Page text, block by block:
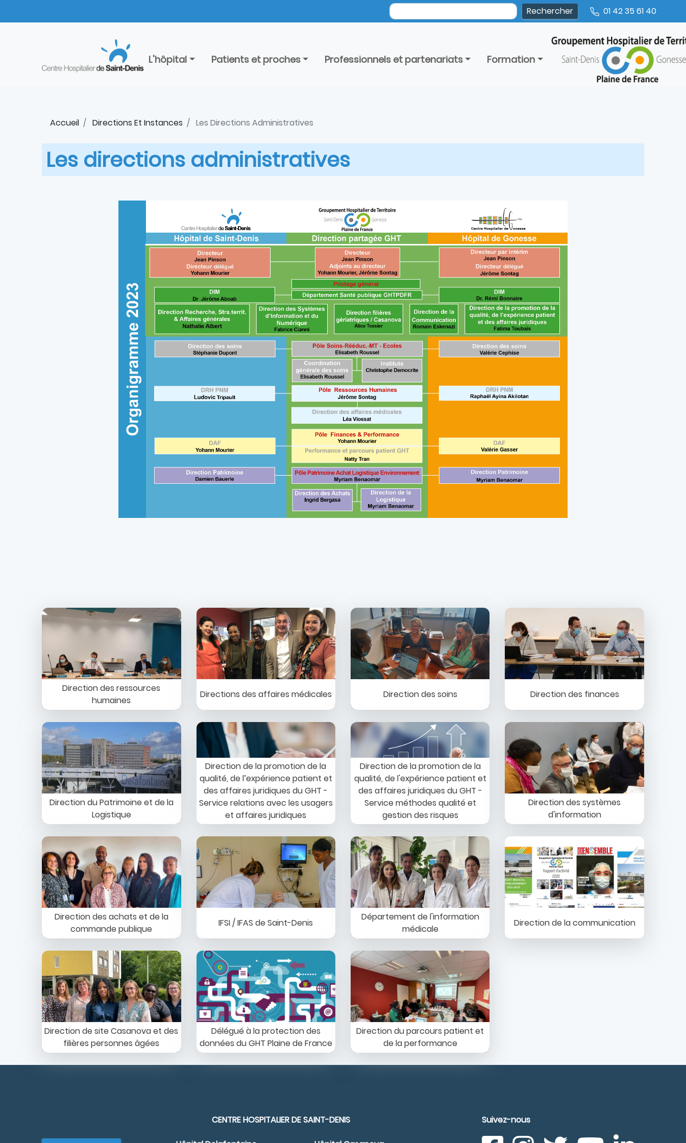
L'hôpital Patients et proches Professionnels et partenariats Formation
01 42 35 61 40
Accueil Directions Et Instances Les Directions Administratives
Les directions administratives
Image
Direction des ressources
humaines
Image
Directions des affaires médicales
Image
Direction des soins
Image
Direction des finances
Image
Direction du Patrimoine et de la
Logistique
Image
Direction de la promotion de la
qualité, de l’expérience patient et
des affaires juridiques du GHT -
Service relations avec les usagers
et affaires juridiques
Image
Direction de la promotion de la
qualité, de l'expérience patient et
des affaires juridiques du GHT -
Service méthodes qualité et
gestion des risques
Image
Direction des systèmes
d'information
Image
Direction des achats et de la
commande publique
Image
IFSI / IFAS de Saint-Denis
Image
Département de l'information
médicale
Image
Direction de la communication
Image
Direction de site Casanova et des
filières personnes âgées
Image
Délégué à la protection des
données du GHT Plaine de France
Image
Direction du parcours patient et
de la performance
CENTRE HOSPITALIER DE SAINT-DENIS Suivez-nous